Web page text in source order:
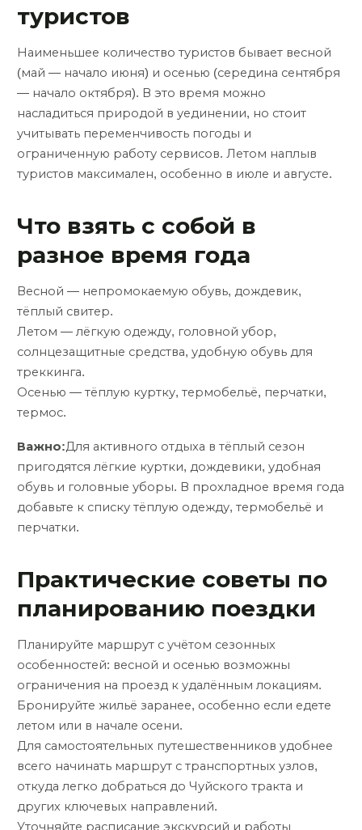
туристов
Наименьшее количество туристов бывает весной
(май — начало июня) и осенью (середина сентября
— начало октября). В это время можно
насладиться природой в уединении, но стоит
учитывать переменчивость погоды и
ограниченную работу сервисов. Летом наплыв
туристов максимален, особенно в июле и августе.
Что взять с собой в
разное время года
Весной — непромокаемую обувь, дождевик,
тёплый свитер.
Летом — лёгкую одежду, головной убор,
солнцезащитные средства, удобную обувь для
треккинга.
Осенью — тёплую куртку, термобельё, перчатки,
термос.
Важно:Для активного отдыха в тёплый сезон
пригодятся лёгкие куртки, дождевики, удобная
обувь и головные уборы. В прохладное время года
добавьте к списку тёплую одежду, термобельё и
перчатки.
Практические советы по
планированию поездки
Планируйте маршрут с учётом сезонных
особенностей: весной и осенью возможны
ограничения на проезд к удалённым локациям.
Бронируйте жильё заранее, особенно если едете
летом или в начале осени.
Для самостоятельных путешественников удобнее
всего начинать маршрут с транспортных узлов,
откуда легко добраться до Чуйского тракта и
других ключевых направлений.
Уточняйте расписание экскурсий и работы